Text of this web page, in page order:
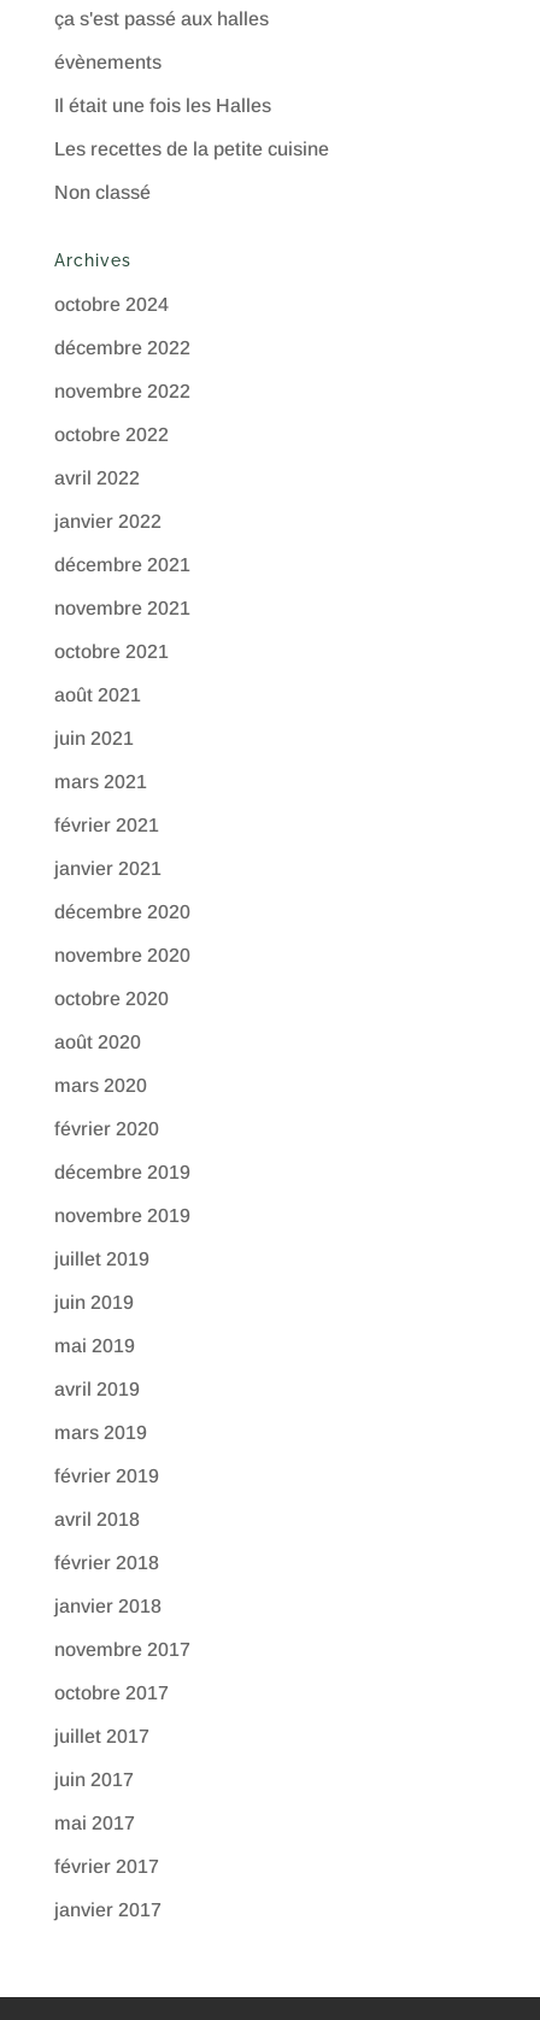
ça s'est passé aux halles
évènements
Il était une fois les Halles
Les recettes de la petite cuisine
Non classé
Archives
octobre 2024
décembre 2022
novembre 2022
octobre 2022
avril 2022
janvier 2022
décembre 2021
novembre 2021
octobre 2021
août 2021
juin 2021
mars 2021
février 2021
janvier 2021
décembre 2020
novembre 2020
octobre 2020
août 2020
mars 2020
février 2020
décembre 2019
novembre 2019
juillet 2019
juin 2019
mai 2019
avril 2019
mars 2019
février 2019
avril 2018
février 2018
janvier 2018
novembre 2017
octobre 2017
juillet 2017
juin 2017
mai 2017
février 2017
janvier 2017